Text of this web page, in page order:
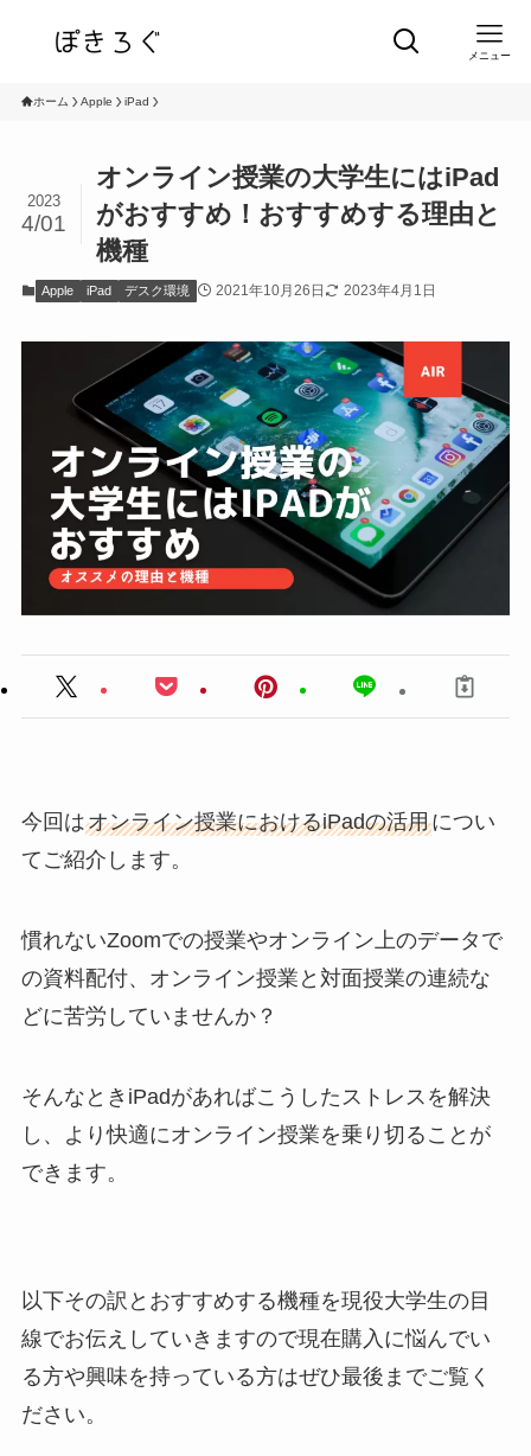
メニュー
ホーム Apple iPad
オンライン授業の大学生にはiPad
がおすすめ！おすすめする理由と
機種
2023
4/01
Apple iPad デスク環境 2021年10月26日 2023年4月1日
今回はオンライン授業におけるiPadの活用につい
てご紹介します。
慣れないZoomでの授業やオンライン上のデータで
の資料配付、オンライン授業と対面授業の連続な
どに苦労していませんか？
そんなときiPadがあればこうしたストレスを解決
し、より快適にオンライン授業を乗り切ることが
できます。
以下その訳とおすすめする機種を現役大学生の目
線でお伝えしていきますので現在購入に悩んでい
る方や興味を持っている方はぜひ最後までご覧く
ださい。